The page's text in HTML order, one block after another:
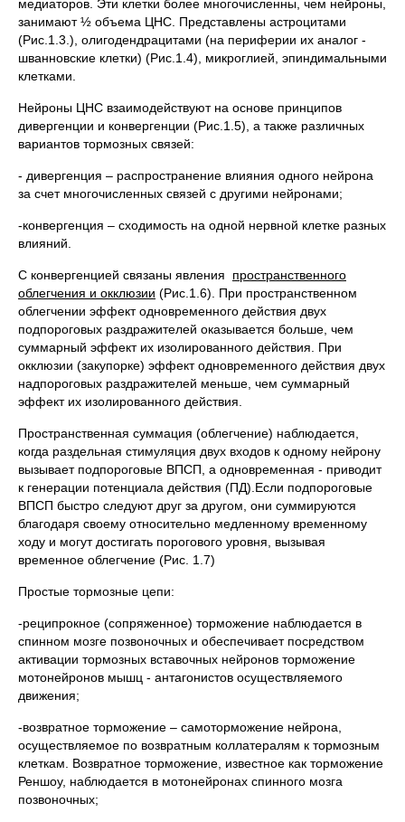
медиаторов. Эти клетки более многочисленны, чем нейроны,
занимают ½ объема ЦНС. Представлены астроцитами
(Рис.1.3.), олигодендрацитами (на периферии их аналог -
шванновские клетки) (Рис.1.4), микроглией, эпиндимальными
клетками.
Нейроны ЦНС взаимодействуют на основе принципов
дивергенции и конвергенции (Рис.1.5), а также различных
вариантов тормозных связей:
- дивергенция – распространение влияния одного нейрона
за счет многочисленных связей с другими нейронами;
-конвергенция – сходимость на одной нервной клетке разных
влияний.
С конвергенцией связаны явления пространственного
облегчения и окклюзии (Рис.1.6). При пространственном
облегчении эффект одновременного действия двух
подпороговых раздражителей оказывается больше, чем
суммарный эффект их изолированного действия. При
окклюзии (закупорке) эффект одновременного действия двух
надпороговых раздражителей меньше, чем суммарный
эффект их изолированного действия.
Пространственная суммация (облегчение) наблюдается,
когда раздельная стимуляция двух входов к одному нейрону
вызывает подпороговые ВПСП, а одновременная - приводит
к генерации потенциала действия (ПД).Если подпороговые
ВПСП быстро следуют друг за другом, они суммируются
благодаря своему относительно медленному временному
ходу и могут достигать порогового уровня, вызывая
временное облегчение (Рис. 1.7)
Простые тормозные цепи:
-реципрокное (сопряженное) торможение наблюдается в
спинном мозге позвоночных и обеспечивает посредством
активации тормозных вставочных нейронов торможение
мотонейронов мышц - антагонистов осуществляемого
движения;
-возвратное торможение – самоторможение нейрона,
осуществляемое по возвратным коллатералям к тормозным
клеткам. Возвратное торможение, известное как торможение
Реншоу, наблюдается в мотонейронах спинного мозга
позвоночных;